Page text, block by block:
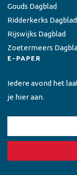
Gouds Dagblad
Ridderkerks Dagblad
Rijswijks Dagblad
Zoetermeers
E-PAPER
Iedere avond het
je hier aan.